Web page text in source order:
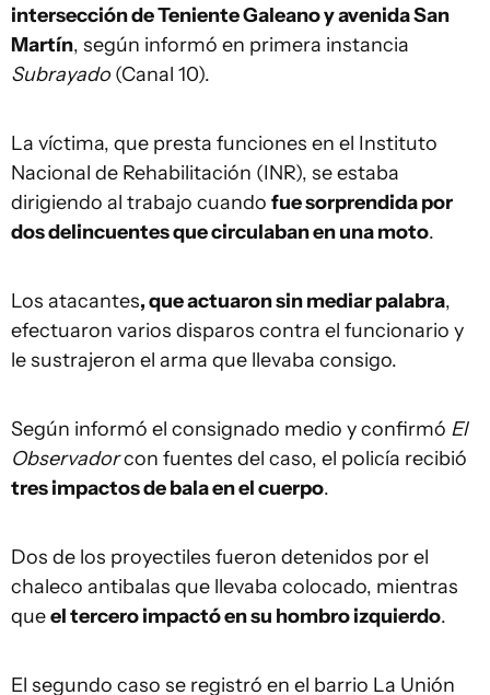
intersección de Teniente Galeano y avenida San
Martín, según informó en primera instancia
Subrayado (Canal 10).
La víctima, que presta funciones en el Instituto
Nacional de Rehabilitación (INR), se estaba
dirigiendo al trabajo cuando fue sorprendida por
dos delincuentes que circulaban en una moto.
Los atacantes, que actuaron sin mediar palabra,
efectuaron varios disparos contra el funcionario y
le sustrajeron el arma que llevaba consigo.
Según informó el consignado medio y confirmó El
Observadorcon fuentes del caso, el policía recibió
tres impactos de bala en el cuerpo.
Dos de los proyectiles fueron detenidos por el
chaleco antibalas que llevaba colocado, mientras
queel tercero impactó en su hombro izquierdo.
El segundo caso se registró en el barrio La Unión